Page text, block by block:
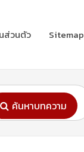
ส่วนตัว Sitemap
ค้นหาบทความ